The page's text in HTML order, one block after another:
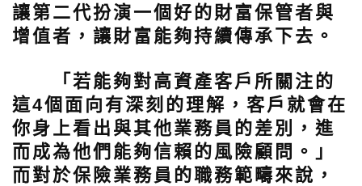
讓第二代扮演一個好的財富保管者與
增值者，讓財富能夠持續傳承下去。
「若能夠對高資產客戶所關注的
這4個面向有深刻的理解，客戶就會在
你身上看出與其他業務員的差別，進
而成為他們能夠信賴的風險顧問。」
而對於保險業務員的職務範疇來說，